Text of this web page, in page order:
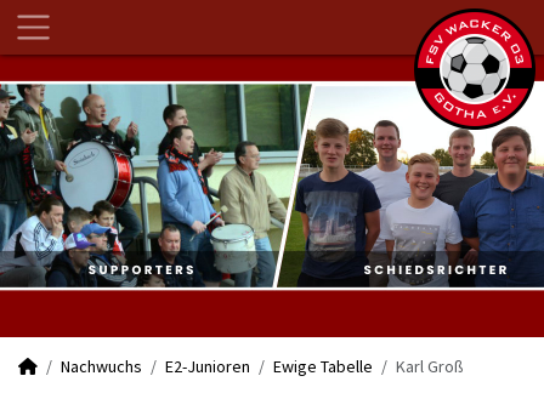
Nachwuchs E2-Junioren Ewige Tabelle Karl Groß